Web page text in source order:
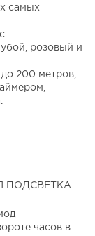
самых
розовый и
200 метров,
ПОДСВЕТКА
часов в